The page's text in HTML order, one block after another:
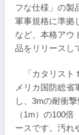
フな仕様」の製
軍事規格に準拠
など、本格アウ
品をリリースし
「カタリス
メリカ国防総省
し、3mの耐衝
（1m）の100
ースです。汚れ